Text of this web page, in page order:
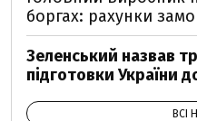
боргах: рахунки
Зеленський назвав
підготовки України
ВСІ